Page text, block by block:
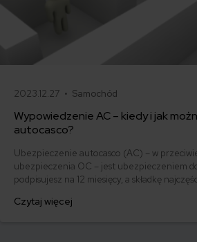
2023.12.27 • Samochód
Wypowiedzenie AC – kiedy i jak
autocasco?
Ubezpieczenie autocasco (AC) – w
ubezpieczenia OC – jest ubezpieczeniem
podpisujesz na 12 miesięcy, a składkę
ofertę lub zdecydowałeś się sprzedać
Czytaj więcej